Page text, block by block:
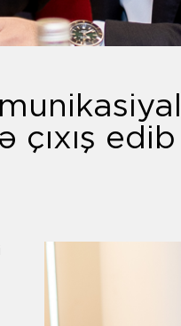
çıxış edib